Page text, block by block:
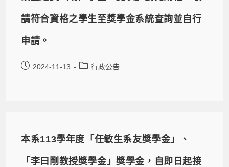
請符合資格之學生至獎學金系統查詢並自行
申請。
2024-11-13 行政公告
本系113學年度「任敏生系友獎學金」、
「李曰剛教授獎學金」獎學金，自即日起接